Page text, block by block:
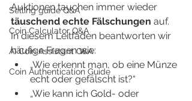
Selling guide Q&A
Coin Calculator Q&A
AI Coin Assistant Q&A
Coin Authentication Guide
Auktionen tauchen immer wieder
täuschend echte Fälschungen auf.
In diesem Leitfaden beantworten wir
häufige Fragen wie:
„Wie erkennt man, ob eine Münze
echt oder gefälscht ist?“
„Wie kann ich Gold- oder